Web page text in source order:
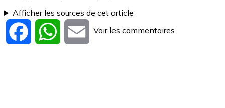
Afficher les sources de cet article
Facebook WhatsApp
Email
Voir les commentaires